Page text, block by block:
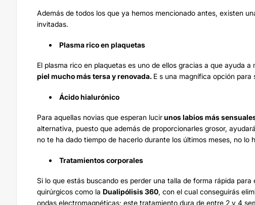
Además de todos los que ya hemos mencionado antes, existen
invitadas.
Plasma rico en plaquetas
El plasma rico en plaquetas es uno de ellos gracias a que ayuda
piel mucho más tersa y renovada. E s una magnífica opción
Ácido hialurónico
Para aquellas novias que esperan lucirunos labios más
alternativa, puesto que además de proporcionarles grosor,
no te ha dado tiempo de hacerlo durante los últimos meses, no lo
Tratamientos corporales
Si lo que estás buscando es perder una talla de forma rápida
quirúrgicos como la Dualipólisis 360, con el cual conseguirás
ondas electromagnéticas; este tratamiento dura de entre 2 y 4